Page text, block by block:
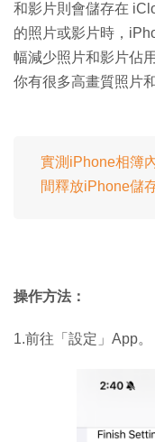
和影片則會儲存在
的照片或影片時，
幅減少照片和影片佔
你有很多高畫質照片
實測iPhone相簿
間釋放iPhone儲
操作方法：
1.前往「設定」App。